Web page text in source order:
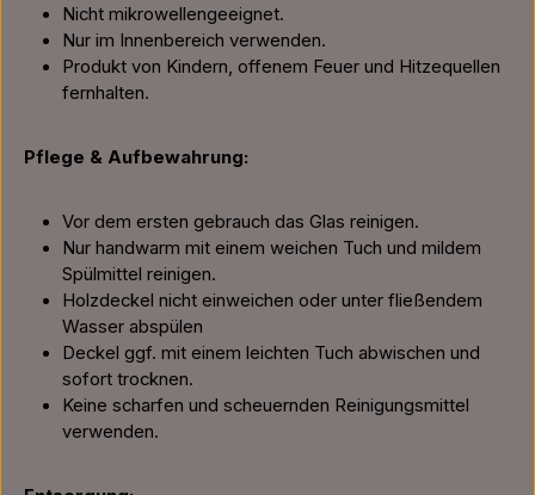
Nicht mikrowellengeeignet.
Nur im Innenbereich verwenden.
Produkt von Kindern, offenem Feuer und Hitzequellen
fernhalten.
Pflege & Aufbewahrung:
Vor dem ersten gebrauch das Glas reinigen.
Nur handwarm mit einem weichen Tuch und mildem
Spülmittel reinigen.
Holzdeckel nicht einweichen oder unter fließendem
Wasser abspülen
Deckel ggf. mit einem leichten Tuch abwischen und
sofort trocknen.
Keine scharfen und scheuernden Reinigungsmittel
verwenden.